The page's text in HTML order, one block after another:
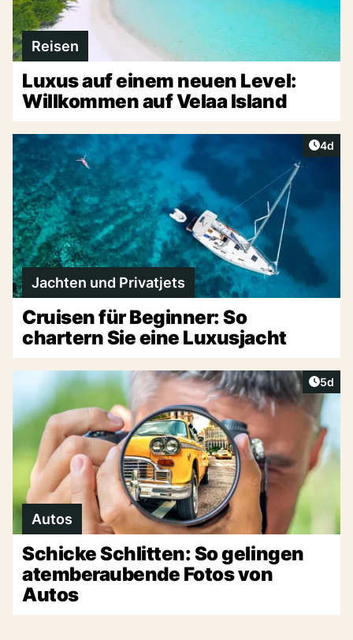
Reisen
Luxus auf einem neuen Level:
Willkommen auf Velaa Island
4d
Jachten und Privatjets
Cruisen für Beginner: So
chartern Sie eine Luxusjacht
5d
Autos
Schicke Schlitten: So gelingen
atemberaubende Fotos von
Autos